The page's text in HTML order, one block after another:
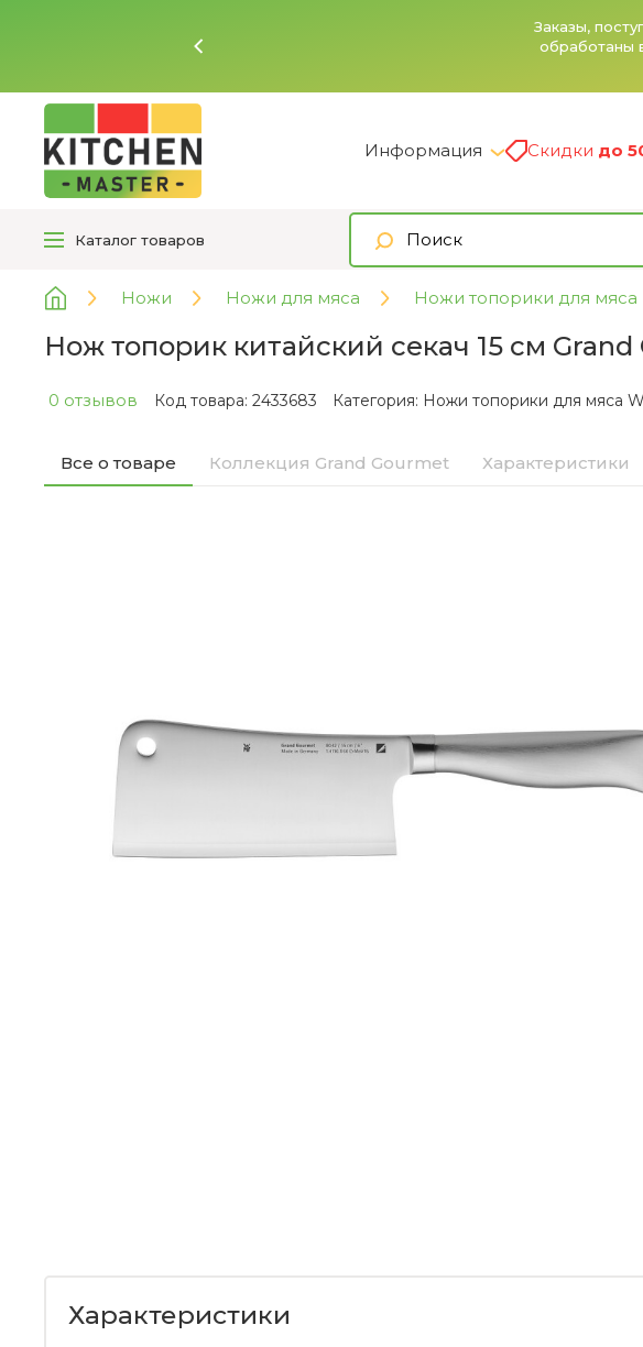
Заказы,
обработаны
Информация Скидки до
Каталог товаров
Ножи Ножи для мяса Ножи топорики для мяса
Нож топорик китайский секач 15 см
0 отзывов Код товара: 2433683 Категория: Ножи топорики для мяса
Все о товаре Коллекция Grand Gourmet Характеристики
Характеристики